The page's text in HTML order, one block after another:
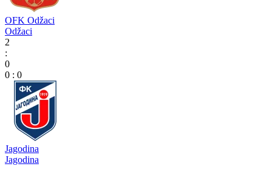
OFK Odžaci
Odžaci
2
:
0
0 : 0
Jagodina
Jagodina